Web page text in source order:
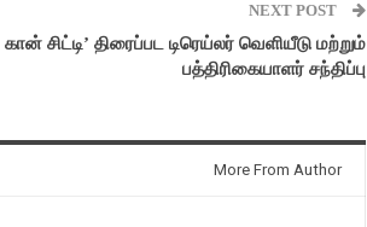
NEXT POST
கான் சிட்டி’ திரைப்பட டிரெய்லர் வெளியீடு மற்றும்
பத்திரிகையாளர் சந்திப்பு
More From Author